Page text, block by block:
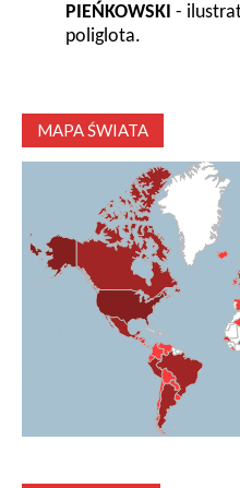
PIEŃKOWSKI -
poliglota.
MAPA ŚWIATA